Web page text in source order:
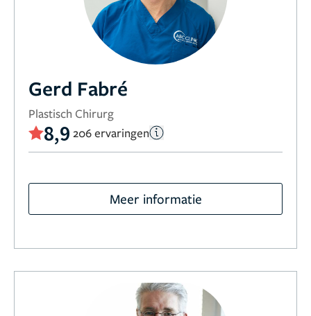
Gerd Fabré
Plastisch Chirurg
8,9 206 ervaringen
Meer informatie